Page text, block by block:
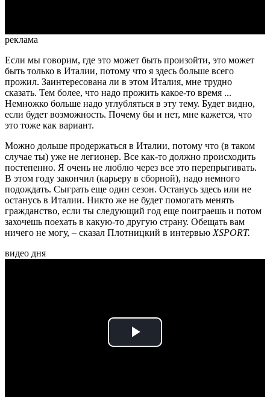
реклама
Если мы говорим, где это может быть произойти, это может
быть только в Италии, потому что я здесь больше всего
прожил. Заинтересована ли в этом Италия, мне трудно
сказать. Тем более, что надо прожить какое-то время ...
Немножко больше надо углубляться в эту тему. Будет видно,
если будет возможность. Почему бы и нет, мне кажется, что
это тоже как вариант.
Можно дольше продержаться в Италии, потому что (в таком
случае ты) уже не легионер. Все как-то должно происходить
постепенно. Я очень не люблю через все это перепрыгивать.
В этом году закончил (карьеру в сборной), надо немного
подождать. Сыграть еще один сезон. Останусь здесь или не
останусь в Италии. Никто же не будет помогать менять
гражданство, если ты следующий год еще поиграешь и потом
захочешь поехать в какую-то другую страну. Обещать вам
ничего не могу, – сказал Плотницкий в интервьюXSPORT.
видео дня
Play